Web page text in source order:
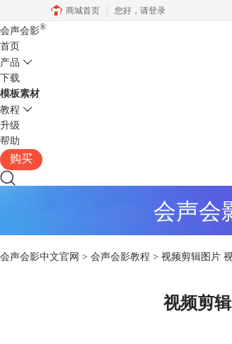
商城首页 您好， 请登录
会声会影®
首页
产品
下载
模板素材
教程
升级
帮助
购买
会声会
会声会影中文官网 > 会声会影教程 > 视频剪辑图片
视频剪